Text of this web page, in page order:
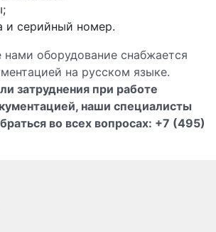
и серийный номер.
нами оборудование снабжается
на русском языке.
затруднения при работе
наши специалисты
во всех вопросах: +7 (495)